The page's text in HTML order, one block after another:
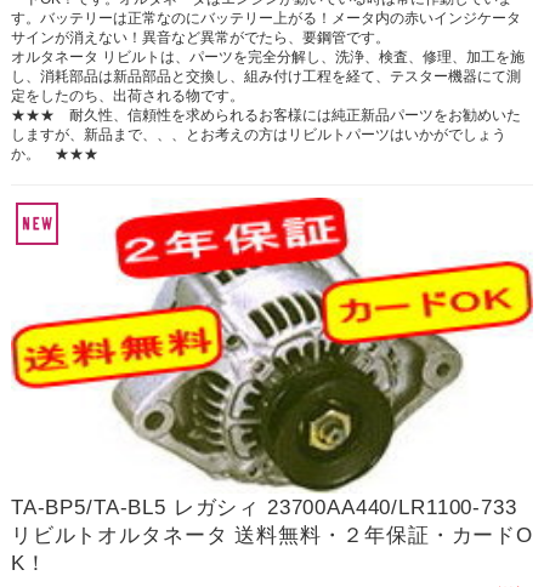
す。バッテリーは正常なのにバッテリー上がる！メータ内の赤いインジケータ
サインが消えない！異音など異常がでたら、要鋼管です。
オルタネータ リビルトは、パーツを完全分解し、洗浄、検査、修理、加工を施
し、消耗部品は新品部品と交換し、組み付け工程を経て、テスター機器にて測
定をしたのち、出荷される物です。
★★★ 耐久性、信頼性を求められるお客様には純正新品パーツをお勧めいた
しますが、新品まで、、、とお考えの方はリビルトパーツはいかがでしょう
か。 ★★★
TA-BP5/TA-BL5 レガシィ 23700AA440/LR1100-733
リビルトオルタネータ 送料無料・２年保証・カードO
K！